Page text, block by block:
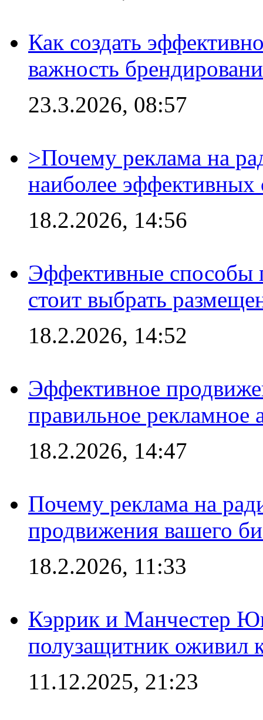
Как создать
важность
23.3.2026, 08:57
>Почему реклама на
наиболее эффективных
18.2.2026, 14:56
Эффективные способы
стоит выбрать
18.2.2026, 14:52
Эффективное
правильное рекламное
18.2.2026, 14:47
Почему реклама на
продвижения вашего
18.2.2026, 11:33
Кэррик и Манчестер
полузащитник оживил
11.12.2025, 21:23